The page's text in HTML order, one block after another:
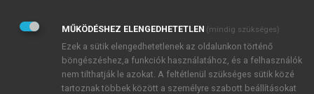
Adatkezelési tájékoztatóbanfoglaltakat tudomásul
veszem és elfogadom.
Általános vásárlási feltételeket, valamint a szotar.netés a
mersz.huoldalak licencszerződéseiben foglaltakat
tudomásul veszem és elfogadom.
MŰKÖDÉSHEZ ELENGEDHETETLEN (mindig szükséges)
Ezek a sütik elengedhetetlenek az oldalunkon történő
böngészéshez,a funkciók használatához, és a felhasználók
nem tilthatják le azokat. A feltétlenül szükséges sütik közé
tartoznak többek között a személyre szabott beállításokat